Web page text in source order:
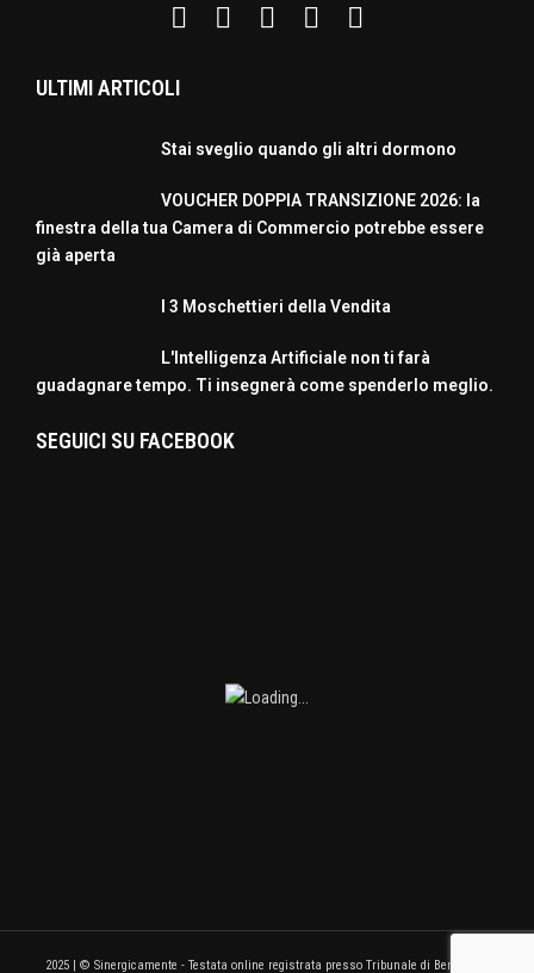
ULTIMI ARTICOLI
Stai sveglio quando gli altri dormono
VOUCHER DOPPIA TRANSIZIONE 2026: la
finestra della tua Camera di Commercio potrebbe essere
già aperta
I 3 Moschettieri della Vendita
L'Intelligenza Artificiale non ti farà
guadagnare tempo. Ti insegnerà come spenderlo meglio.
SEGUICI SU FACEBOOK
2025 | © Sinergicamente - Testata online registrata presso Tribunale di Benevento